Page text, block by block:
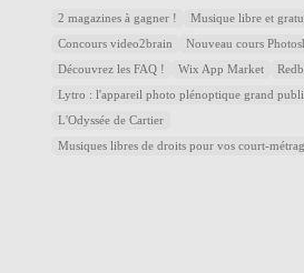
2 magazines à gagner ! Musique libre et
Concours video2brain Nouveau cours
Découvrez les FAQ ! Wix App Market
Lytro : l'appareil photo plénoptique grand
L'Odyssée de Cartier
Musiques libres de droits pour vos court-